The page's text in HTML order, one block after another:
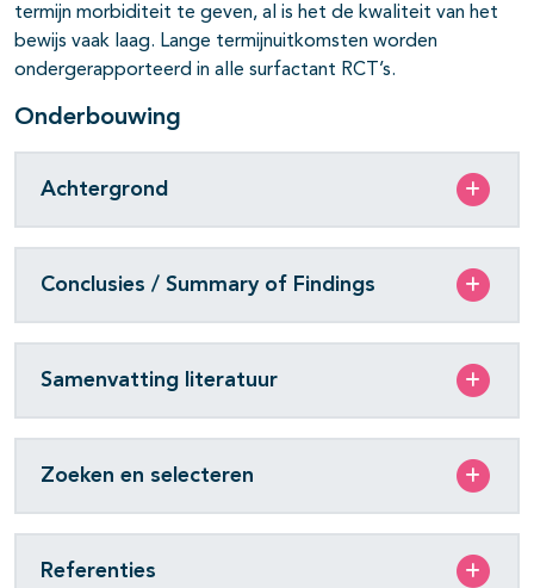
termijn morbiditeit te geven, al is het de kwaliteit van het
bewijs vaak laag. Lange termijnuitkomsten worden
ondergerapporteerd in alle surfactant RCT’s.
Onderbouwing
Achtergrond
Conclusies / Summary of Findings
Samenvatting literatuur
Zoeken en selecteren
Referenties